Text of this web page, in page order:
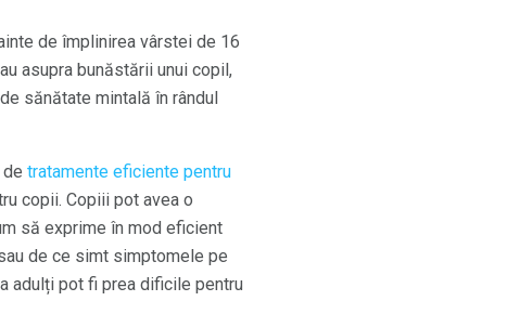
de împlinirea vârstei de 16
asupra bunăstării unui copil,
sănătate mintală în rândul
tratamente eficiente pentru
copii. Copiii pot avea o
să exprime în mod eficient
de ce simt simptomele pe
adulți pot fi prea dificile pentru